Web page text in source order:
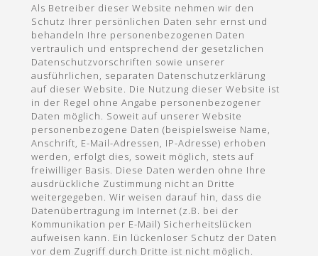
Als Betreiber dieser Website nehmen wir den
Schutz Ihrer persönlichen Daten sehr ernst und
behandeln Ihre personenbezogenen Daten
vertraulich und entsprechend der gesetzlichen
Datenschutzvorschriften sowie unserer
ausführlichen, separaten Datenschutzerklärung
auf dieser Website. Die Nutzung dieser Website ist
in der Regel ohne Angabe personenbezogener
Daten möglich. Soweit auf unserer Website
personenbezogene Daten (beispielsweise Name,
Anschrift, E-Mail-Adressen, IP-Adresse) erhoben
werden, erfolgt dies, soweit möglich, stets auf
freiwilliger Basis. Diese Daten werden ohne Ihre
ausdrückliche Zustimmung nicht an Dritte
weitergegeben. Wir weisen darauf hin, dass die
Datenübertragung im Internet (z.B. bei der
Kommunikation per E-Mail) Sicherheitslücken
aufweisen kann. Ein lückenloser Schutz der Daten
vor dem Zugriff durch Dritte ist nicht möglich.